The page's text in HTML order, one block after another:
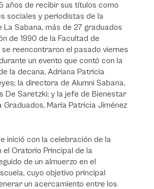
años de recibir sus títulos como
sociales y periodistas de la
La Sabana, más de 27 graduados
de 1990 de la Facultad de
se reencontraron el pasado viernes
un evento que contó con la
la decana, Adriana Patricia
la directora de Alumni Sabana,
De Saretzki; y la jefe de Bienestar
Graduados, María Patricia Jiménez
inició con la celebración de la
el Oratorio Principal de la
de un almuerzo en el
cuyo objetivo principal
un acercamiento entre los